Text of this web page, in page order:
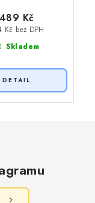
Skladem
Kč bez DPH
489 Kč